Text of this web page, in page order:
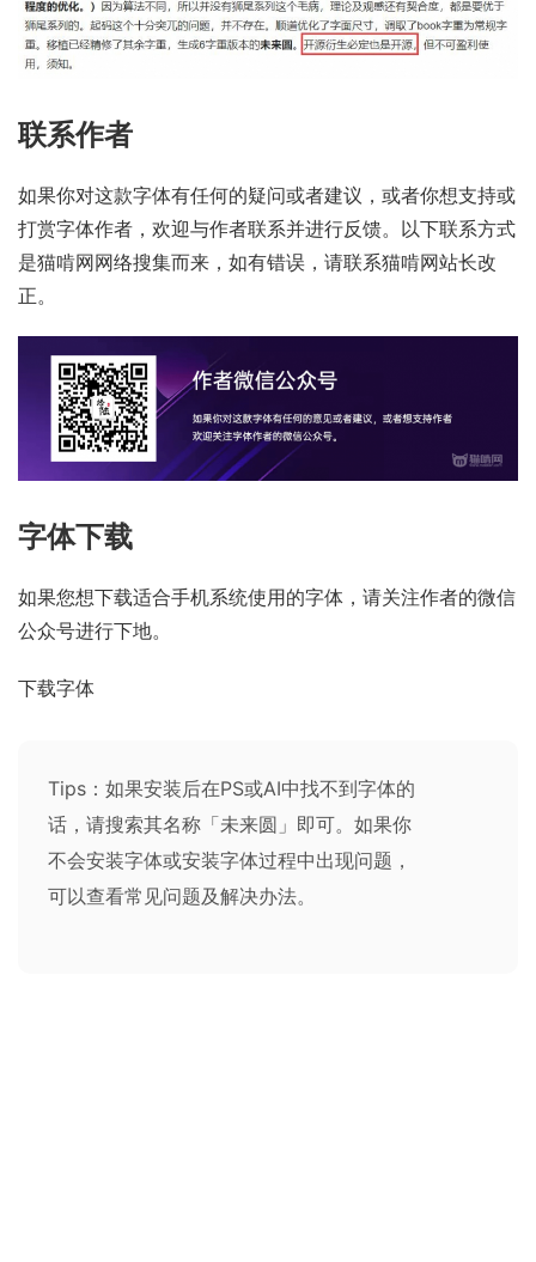
联系作者
如果你对这款字体有任何的疑问或者建议，或者你想支持或
打赏字体作者，欢迎与作者联系并进行反馈。以下联系方式
是猫啃网网络搜集而来，如有错误，请联系猫啃网站长改
正。
字体下载
如果您想下载适合手机系统使用的字体，请关注作者的微信
公众号进行下地。
下载字体
Tips：如果安装后在PS或AI中找不到字体的
话，请搜索其名称「未来圆」即可。如果你
不会安装字体或安装字体过程中出现问题，
可以查看常见问题及解决办法。